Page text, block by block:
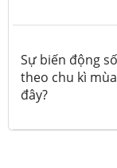
Sự biến động
theo chu kì
đây?